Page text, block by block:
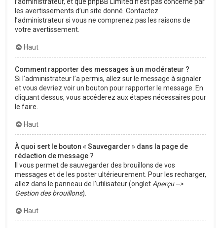
les avertissements d’un site donné. Contactez
l’administrateur si vous ne comprenez pas les raisons de
votre avertissement.
Haut
Comment rapporter des messages à un modérateur ?
Si l’administrateur l’a permis, allez sur le message à signaler
et vous devriez voir un bouton pour rapporter le message. En
cliquant dessus, vous accéderez aux étapes nécessaires pour
le faire.
Haut
À quoi sert le bouton « Sauvegarder » dans la page de
rédaction de message ?
Il vous permet de sauvegarder des brouillons de vos
messages et de les poster ultérieurement. Pour les recharger,
allez dans le panneau de l’utilisateur (onglet Aperçu -->
Gestion des brouillons).
Haut